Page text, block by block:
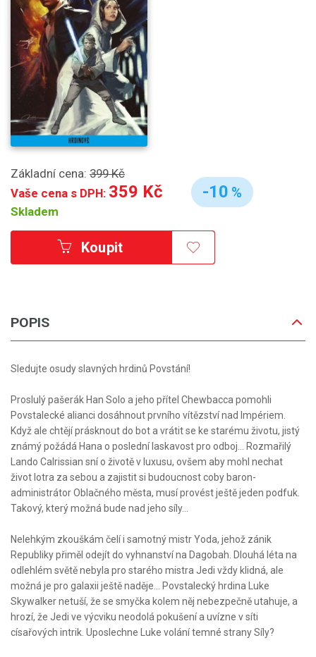
Základní cena: 399 Kč
Vaše cena s DPH: 359 Kč
Skladem
-10 %
Koupit
POPIS
Sledujte osudy slavných hrdinů Povstání!
Proslulý pašerák Han Solo a jeho přítel Chewbacca pomohli
Povstalecké alianci dosáhnout prvního vítězství nad Impériem.
Když ale chtějí prásknout do bot a vrátit se ke starému životu, jistý
známý požádá Hana o poslední laskavost pro odboj… Rozmařilý
Lando Calrissian sní o životě v luxusu, ovšem aby mohl nechat
život lotra za sebou a zajistit si budoucnost coby baron-
administrátor Oblačného města, musí provést ještě jeden podfuk.
Takový, který možná bude nad jeho síly…
Nelehkým zkouškám čelí i samotný mistr Yoda, jehož zánik
Republiky přiměl odejít do vyhnanství na Dagobah. Dlouhá léta na
odlehlém světě nebyla pro starého mistra Jedi vždy klidná, ale
možná je pro galaxii ještě naděje... Povstalecký hrdina Luke
Skywalker netuší, že se smyčka kolem něj nebezpečně utahuje, a
hrozí, že Jedi ve výcviku neodolá pokušení a uvízne v síti
císařových intrik. Uposlechne Luke volání temné strany Síly?